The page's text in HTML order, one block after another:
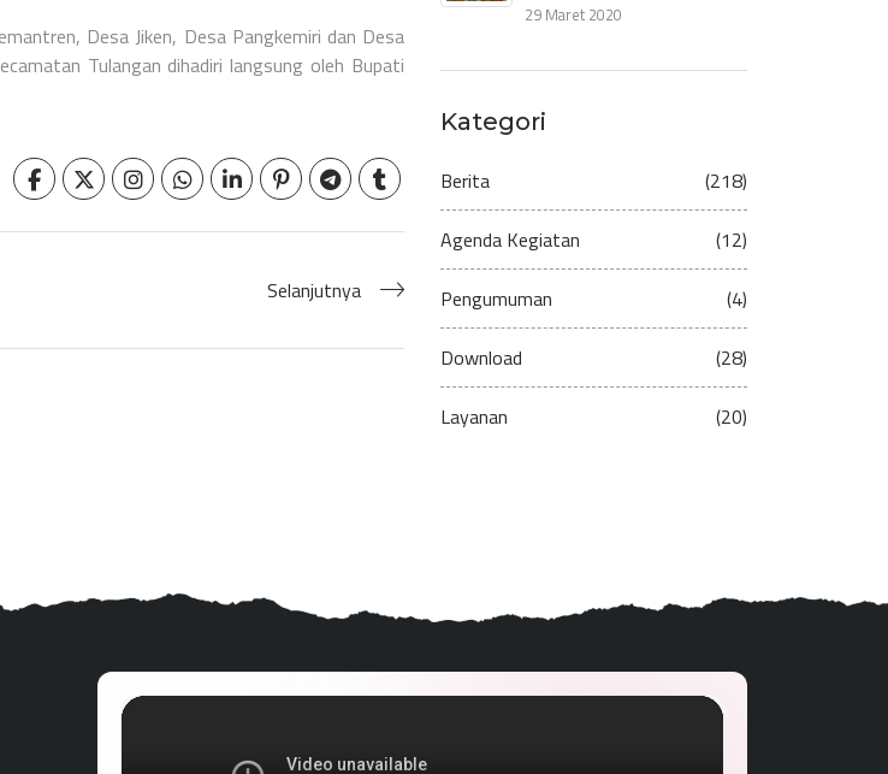
Desa Jiken, Desa Pangkemiri dan Desa
Tulangan dihadiri langsung oleh Bupati
Selanjutnya
29 Maret 2020
Kategori
Berita (218)
Agenda Kegiatan (12)
Pengumuman (4)
Download (28)
Layanan (20)